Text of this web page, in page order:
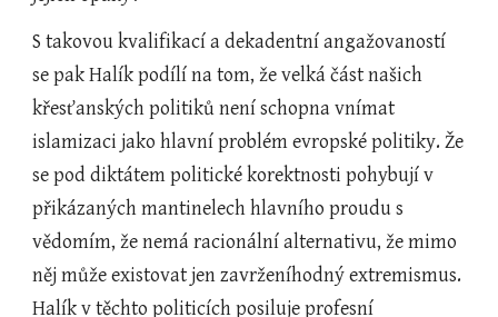
S takovou kvalifikací a dekadentní angažovaností
se pak Halík podílí na tom, že velká část našich
křesťanských politiků není schopna vnímat
islamizaci jako hlavní problém evropské politiky. Že
se pod diktátem politické korektnosti pohybují v
přikázaných mantinelech hlavního proudu s
vědomím, že nemá racionální alternativu, že mimo
něj může existovat jen zavrženíhodný extremismus.
Halík v těchto politicích posiluje profesní